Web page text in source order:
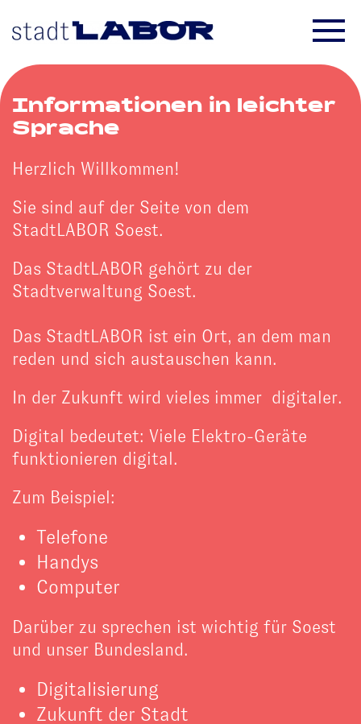
Skip to main content
Informationen in leichter
Sprache
Herzlich Willkommen!
Sie sind auf der Seite von dem
StadtLABOR Soest.
Das StadtLABOR gehört zu der
Stadtverwaltung Soest.
Das StadtLABOR ist ein Ort, an dem man
reden und sich austauschen kann.
In der Zukunft wird vieles immer digitaler.
Digital bedeutet: Viele Elektro-Geräte
funktionieren digital.
Zum Beispiel:
Telefone
Handys
Computer
Darüber zu sprechen ist wichtig für Soest
und unser Bundesland.
Digitalisierung
Zukunft der Stadt